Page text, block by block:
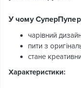
У чому
чарівний
пити з
стане
Характеристики: